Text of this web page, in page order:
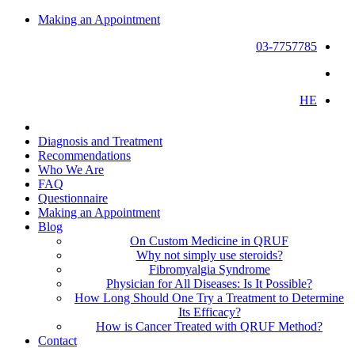
Making an Appointment
03-7757785
HE
Diagnosis and Treatment
Recommendations
Who We Are
FAQ
Questionnaire
Making an Appointment
Blog
On Custom Medicine in QRUF
Why not simply use steroids?
Fibromyalgia Syndrome
Physician for All Diseases: Is It Possible?
How Long Should One Try a Treatment to Determine
Its Efficacy?
How is Cancer Treated with QRUF Method?
Contact